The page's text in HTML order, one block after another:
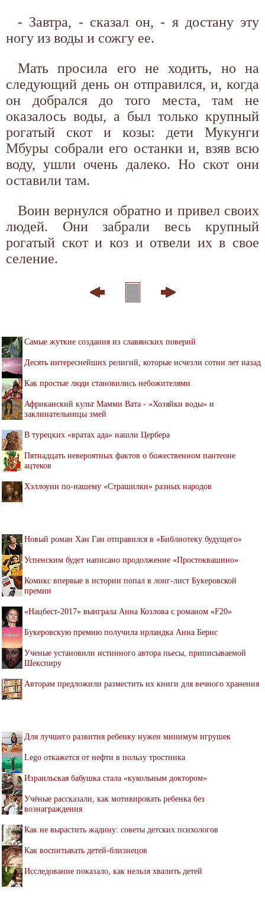
- Завтра, - сказал он, - я достану эту
ногу из воды и сожгу ее.
Мать просила его не ходить, но на
следующий день он отправился, и, когда
он добрался до того места, там не
оказалось воды, а был только крупный
рогатый скот и козы: дети Мукунги
Мбуры собрали его останки и, взяв всю
воду, ушли очень далеко. Но скот они
оставили там.
Воин вернулся обратно и привел своих
людей. Они забрали весь крупный
рогатый скот и коз и отвели их в свое
селение.
Самые жуткие создания из славянских поверий
Десять интереснейших религий, которые исчезли сотни лет назад
Как простые люди становились небожителями
Африканский культ Мамми Вата - «Хозяйки воды» и
заклинательницы змей
В турецких «вратах ада» нашли Цербера
Пятнадцать невероятных фактов о божественном пантеоне
ацтеков
Хэллоуин по-нашему «Страшилки» разных народов
Новый роман Хан Ган отправился в «Библиотеку будущего»
Успенским будет написано продолжение «Простоквашино»
Комикс впервые в истории попал в лонг-лист Букеровской
премии
«Нацбест-2017» выиграла Анна Козлова с романом «F20»
Букеровскую премию получила ирландка Анна Бернс
Ученые установили истинного автора пьесы, приписываемой
Шекспиру
Авторам предложили разместить их книги для вечного хранения
Для лучшего развития ребенку нужен минимум игрушек
Lego откажется от нефти в пользу тростника
Израильская бабушка стала «кукольным доктором»
Учёные рассказали, как мотивировать ребенка без
вознаграждения
Как не вырастить жадину: советы детских психологов
Как воспитывать детей-близнецов
Исследование показало, как нельзя хвалить детей